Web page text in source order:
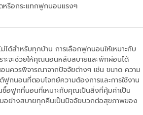
หรือกระแทกฟูกนอนแรงๆ
ได้สำหรับทุกบ้าน การเลือกฟูกนอนให้เหมาะกับ
จะช่วยให้คุณนอนหลับสบายและพักผ่อนได้
นควรพิจารณาจากปัจจัยต่างๆ เช่น ขนาด ความ
ฟูกนอนที่ตอบโจทย์ความต้องการและการใช้งาน
อฟูกที่นอนที่เหมาะกับคุณเป็นสิ่งที่คุ้มค่าเป็น
อย่างสบายทุกคืนเป็นปัจจัยบวกต่อสุขภาพของ